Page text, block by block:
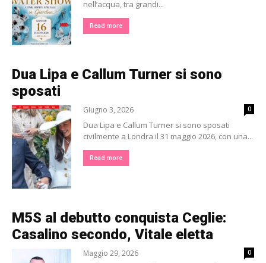
nell’acqua, tra grandi...
Read more
Dua Lipa e Callum Turner si sono
sposati
Giugno 3, 2026 0
Dua Lipa e Callum Turner si sono sposati
civilmente a Londra il 31 maggio 2026, con una...
Read more
M5S al debutto conquista Ceglie:
Casalino secondo, Vitale eletta
Maggio 29, 2026 0